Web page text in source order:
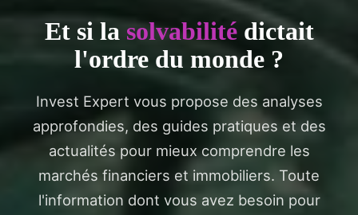
Et si la solvabilitédictait
l'ordre du monde ?
Invest Expert vous propose des analyses
approfondies, des guides pratiques et des
actualités pour mieux comprendre les
marchés financiers et immobiliers. Toute
l'information dont vous avez besoin pour